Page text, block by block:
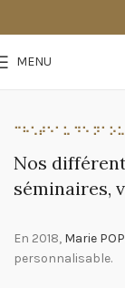
MENU
⠉⠓⠡⠞⠑⠁⠥ ⠙⠑
Nos
séminaires,
En 2018, Marie
personnalisable.